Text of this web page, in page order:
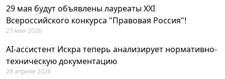
29 мая будут объявлены лауреаты XXI
Всероссийского конкурса "Правовая Россия"!
27 мая 2026
AI-ассистент Искра теперь анализирует нормативно-
техническую документацию
28 апреля 2026